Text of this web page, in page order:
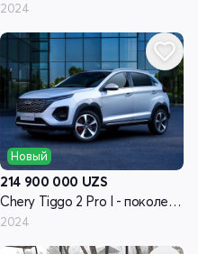
2024
Новый
214 900 000 UZS
Chery Tiggo 2 Pro I - поколение
2024